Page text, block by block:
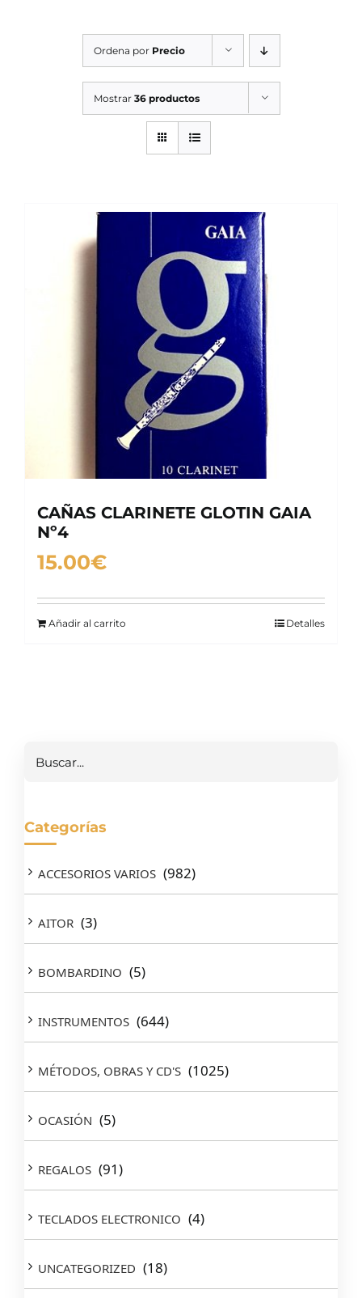
SERVICIOS TALLER
OCASIÓN
Ordena por Precio
Mostrar 36 productos
CAÑAS CLARINETE GLOTIN GAIA
Nº4
15.00€
Añadir al carrito Detalles
Categorías
ACCESORIOS VARIOS (982)
AITOR (3)
BOMBARDINO (5)
INSTRUMENTOS (644)
MÉTODOS, OBRAS Y CD'S (1025)
OCASIÓN (5)
REGALOS (91)
TECLADOS ELECTRONICO (4)
UNCATEGORIZED (18)